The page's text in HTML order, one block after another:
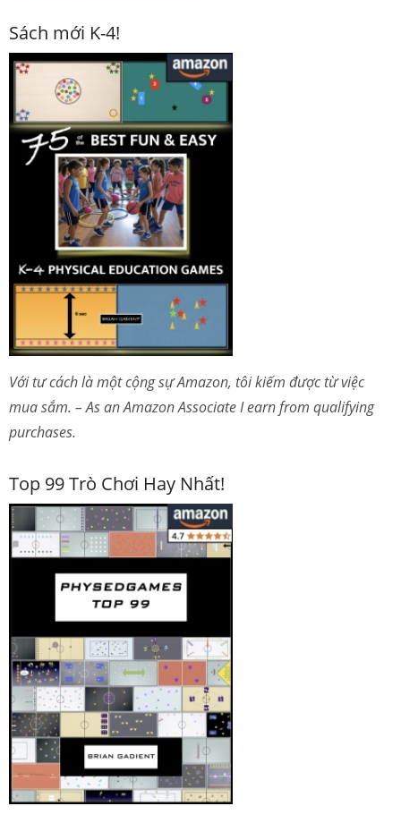
Sách mới K-4!
Với tư cách là một cộng sự Amazon, tôi kiếm được từ việc
mua sắm. – As an Amazon Associate I earn from qualifying
purchases.
Top 99 Trò Chơi Hay Nhất!